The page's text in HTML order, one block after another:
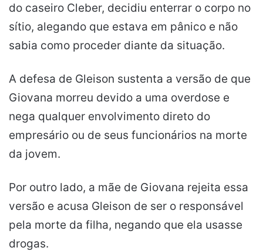
do caseiro Cleber, decidiu enterrar o corpo no
sítio, alegando que estava em pânico e não
sabia como proceder diante da situação.
A defesa de Gleison sustenta a versão de que
Giovana morreu devido a uma overdose e
nega qualquer envolvimento direto do
empresário ou de seus funcionários na morte
da jovem.
Por outro lado, a mãe de Giovana rejeita essa
versão e acusa Gleison de ser o responsável
pela morte da filha, negando que ela usasse
drogas.